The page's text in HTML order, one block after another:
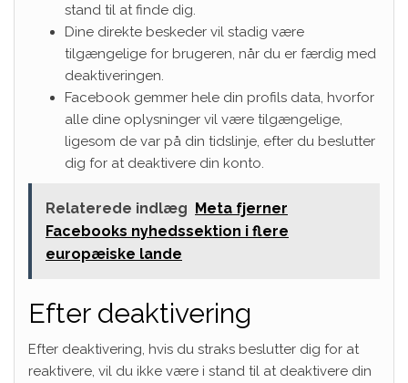
stand til at finde dig.
Dine direkte beskeder vil stadig være
tilgængelige for brugeren, når du er færdig med
deaktiveringen.
Facebook gemmer hele din profils data, hvorfor
alle dine oplysninger vil være tilgængelige,
ligesom de var på din tidslinje, efter du beslutter
dig for at deaktivere din konto.
Relaterede indlæg Meta fjerner
Facebooks nyhedssektion i flere
europæiske lande
Efter deaktivering
Efter deaktivering, hvis du straks beslutter dig for at
reaktivere, vil du ikke være i stand til at deaktivere din